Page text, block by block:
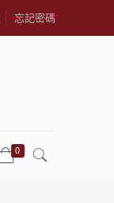
忘記密碼
0